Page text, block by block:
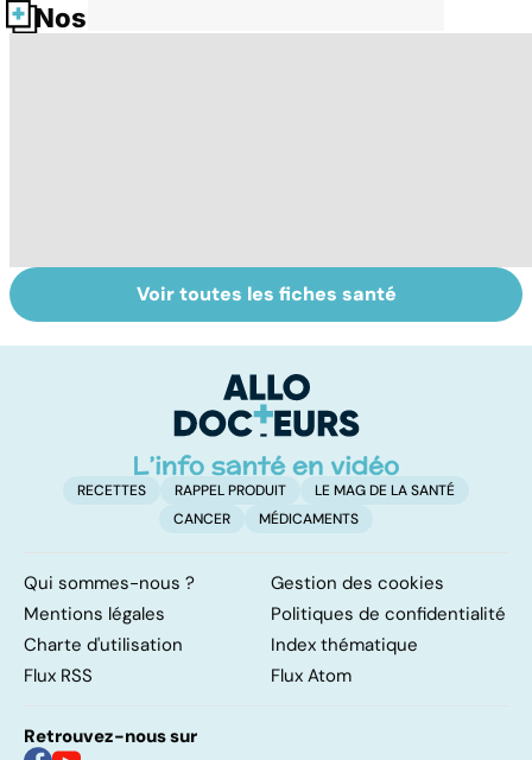
Nos fiches santé
Tout savoir sur
les infections
Inflammation des
amygdales : que
d'angine ?
Voir toutes les fiches santé
RECETTES RAPPEL PRODUIT
LE MAG DE LA SANTÉ
CANCER
MÉDICAMENTS
Qui sommes-nous ?
Gestion des cookies
Mentions légales
Politiques de confidentialité
Charte d'utilisation
Index thématique
Flux RSS
Flux Atom
Retrouvez-nous sur